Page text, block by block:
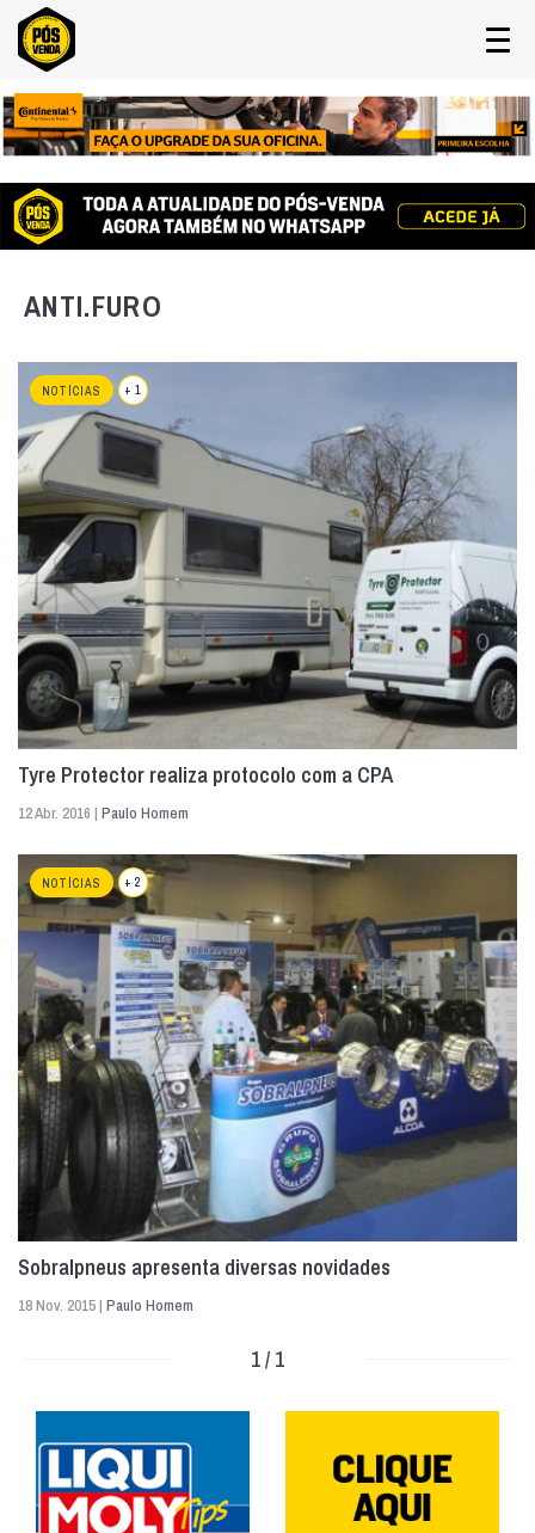
ANTI.FURO
NOTÍCIAS + 1
Tyre Protector realiza protocolo com a CPA
12 Abr. 2016 | Paulo Homem
NOTÍCIAS + 2
Sobralpneus apresenta diversas novidades
18 Nov. 2015 | Paulo Homem
1 / 1